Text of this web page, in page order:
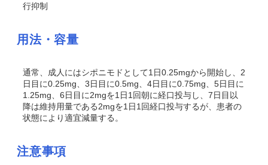
行抑制
用法・容量
通常、成人にはシポニモドとして1日0.25mgから開始し、2
日目に0.25mg、3日目に0.5mg、4日目に0.75mg、5日目に
1.25mg、6日目に2mgを1日1回朝に経口投与し、7日目以
降は維持用量である2mgを1日1回経口投与するが、患者の
状態により適宜減量する。
注意事項